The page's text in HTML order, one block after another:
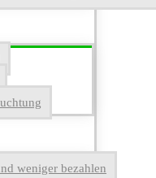
weniger bezahlen